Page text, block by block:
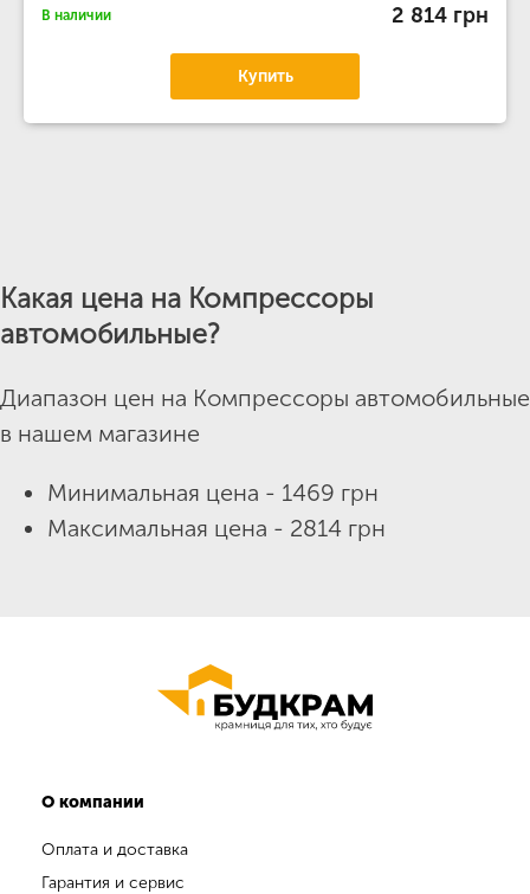
В наличии 2 814 грн
Купить
Какая цена на Компрессоры
автомобильные?
Диапазон цен на Компрессоры автомобильные
в нашем магазине
Минимальная цена - 1469 грн
Максимальная цена - 2814 грн
О компании
Оплата и доставка
Гарантия и сервис